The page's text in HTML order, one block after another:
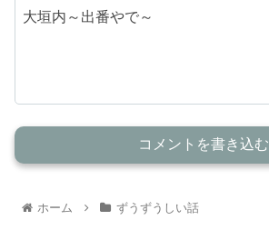
大垣内～出番やで～
コメントを書き込む
ホーム ずうずうしい話